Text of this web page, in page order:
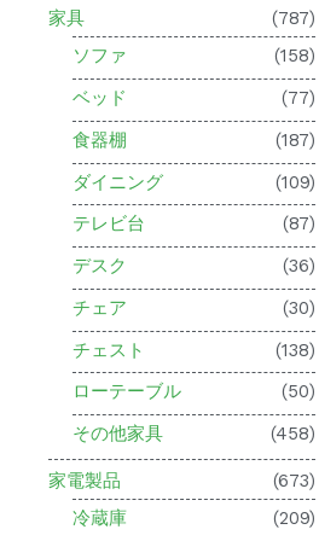
家具
(787)
ソファ
(158)
ベッド
(77)
食器棚
(187)
ダイニング
(109)
テレビ台
(87)
デスク
(36)
チェア
(30)
チェスト
(138)
ローテーブル
(50)
その他家具
(458)
家電製品
(673)
冷蔵庫
(209)